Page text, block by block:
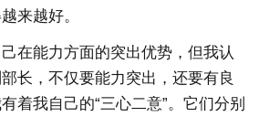
来越好。
在能力方面的突出优势，但我认
长，不仅要能力突出，还要有良
着我自己的“三心二意”。它们分别